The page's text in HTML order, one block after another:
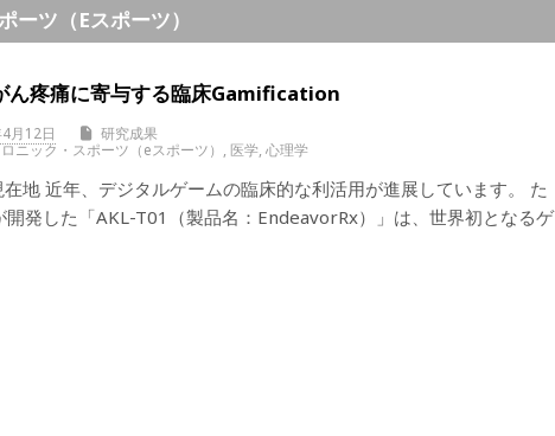
ーツ（eスポーツ）
ん疼痛に寄与する臨床Gamification
月12日
研究成果
ニック・スポーツ（eスポーツ） ,医学,心理学
地 近年、デジタルゲームの臨床的な利活用が進展しています。 た
発した「AKL-T01（製品名：EndeavorRx）」は、世界初となるゲ